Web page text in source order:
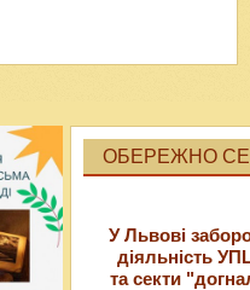
ОБЕРЕЖНО
У Львові
діяльність
та секти